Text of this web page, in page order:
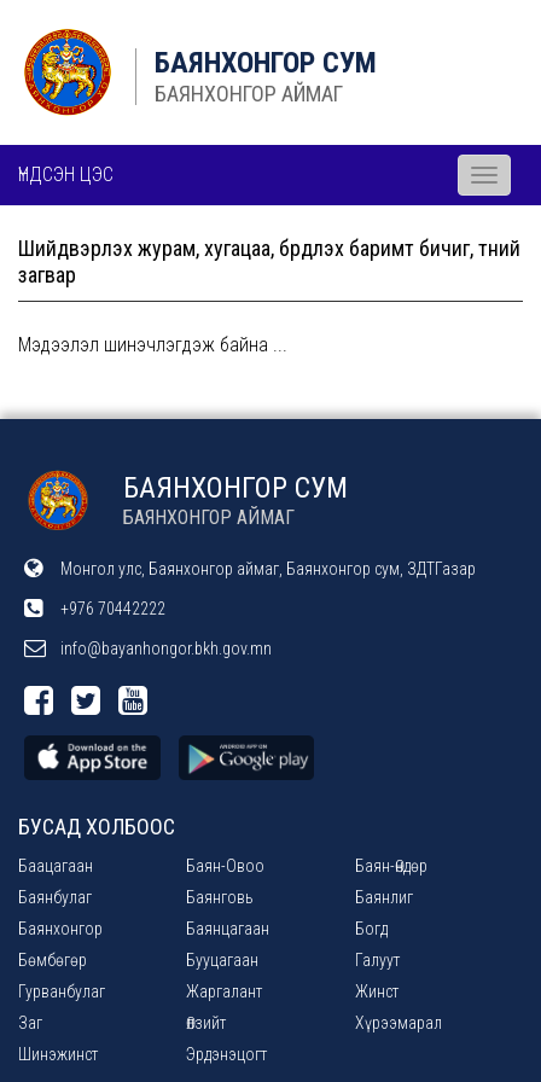
БАЯНХОНГОР СУМ
БАЯНХОНГОР АЙМАГ
ҮНДСЭН ЦЭС
Toggle
Шийдвэрлэх журам, хугацаа, бүрдүүлэх баримт бичиг, түүний
загвар
Мэдээлэл шинэчлэгдэж байна ...
БАЯНХОНГОР СУМ
БАЯНХОНГОР АЙМАГ
Монгол улс, Баянхонгор аймаг, Баянхонгор сум, ЗДТГазар
+976 70442222
info@bayanhongor.bkh.gov.mn
БУСАД ХОЛБООС
Баацагаан Баян-Овоо
Баян-Өндөр
Баянбулаг
Баянговь
Баянлиг
Баянхонгор
Баянцагаан
Богд
Бөмбөгөр
Бууцагаан
Галуут
Гурванбулаг
Жаргалант
Жинст
Заг
Өлзийт
Хүрээмарал
Шинэжинст
Эрдэнэцогт